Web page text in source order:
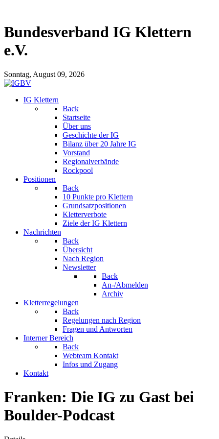
Bundesverband IG Klettern
e.V.
Sonntag, August 09, 2026
IG Klettern
Back
Startseite
Über uns
Geschichte der IG
Bilanz über 20 Jahre IG
Vorstand
Regionalverbände
Rockpool
Positionen
Back
10 Punkte pro Klettern
Grundsatzpositionen
Kletterverbote
Ziele der IG Klettern
Nachrichten
Back
Übersicht
Nach Region
Newsletter
Back
An-/Abmelden
Archiv
Kletterregelungen
Back
Regelungen nach Region
Fragen und Antworten
Interner Bereich
Back
Webteam Kontakt
Infos und Zugang
Kontakt
Franken: Die IG zu Gast bei
Boulder-Podcast